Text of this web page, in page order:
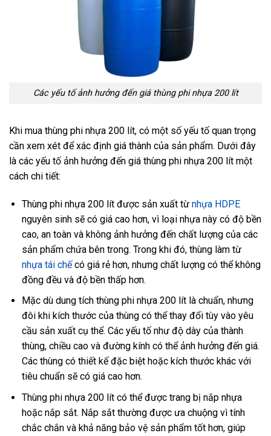
Các yếu tố ảnh hưởng đến giá thùng phi nhựa 200 lít
Khi mua thùng phi nhựa 200 lít, có một số yếu tố quan trọng
cần xem xét để xác định giá thành của sản phẩm. Dưới đây
là các yếu tố ảnh hưởng đến giá thùng phi nhựa 200 lít một
cách chi tiết:
Thùng phi nhựa 200 lít được sản xuất từ nhựa HDPE
nguyên sinh sẽ có giá cao hơn, vì loại nhựa này có độ bền
cao, an toàn và không ảnh hưởng đến chất lượng của các
sản phẩm chứa bên trong. Trong khi đó, thùng làm từ
nhựa tái chếcó giá rẻ hơn, nhưng chất lượng có thể không
đồng đều và độ bền thấp hơn.
Mặc dù dung tích thùng phi nhựa 200 lít là chuẩn, nhưng
đôi khi kích thước của thùng có thể thay đổi tùy vào yêu
cầu sản xuất cụ thể. Các yếu tố như độ dày của thành
thùng, chiều cao và đường kính có thể ảnh hưởng đến giá.
Các thùng có thiết kế đặc biệt hoặc kích thước khác với
tiêu chuẩn sẽ có giá cao hơn.
Thùng phi nhựa 200 lít có thể được trang bị nắp nhựa
hoặc nắp sắt. Nắp sắt thường được ưa chuộng vì tính
chắc chắn và khả năng bảo vệ sản phẩm tốt hơn, giúp